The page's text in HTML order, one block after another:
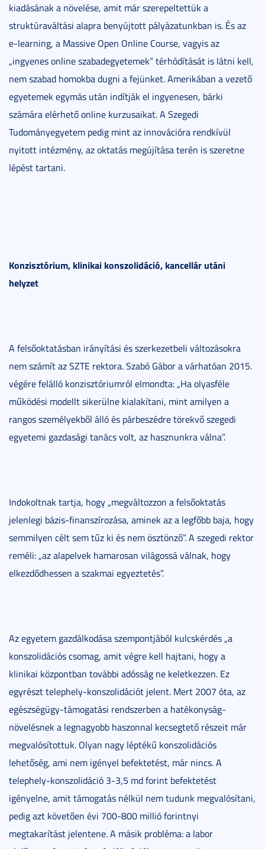
kiadásának a növelése, amit már szerepeltettük a
struktúraváltási alapra benyújtott pályázatunkban is. És az
e-learning, a Massive Open Online Course, vagyis az
„ingyenes online szabadegyetemek” térhódítását is látni kell,
nem szabad homokba dugni a fejünket. Amerikában a vezető
egyetemek egymás után indítják el ingyenesen, bárki
számára elérhető online kurzusaikat. A Szegedi
Tudományegyetem pedig mint az innovációra rendkívül
nyitott intézmény, az oktatás megújítása terén is szeretne
lépést tartani.
Konzisztórium, klinikai konszolidáció, kancellár utáni
helyzet
A felsőoktatásban irányítási és szerkezetbeli változásokra
nem számít az SZTE rektora. Szabó Gábor a várhatóan 2015.
végére felálló konzisztóriumról elmondta: „Ha olyasféle
működési modellt sikerülne kialakítani, mint amilyen a
rangos személyekből álló és párbeszédre törekvő szegedi
egyetemi gazdasági tanács volt, az hasznunkra válna”.
Indokoltnak tartja, hogy „megváltozzon a felsőoktatás
jelenlegi bázis-finanszírozása, aminek az a legfőbb baja, hogy
semmilyen célt sem tűz ki és nem ösztönző”. A szegedi rektor
reméli: „az alapelvek hamarosan világossá válnak, hogy
elkezdődhessen a szakmai egyeztetés”.
Az egyetem gazdálkodása szempontjából kulcskérdés „a
konszolidációs csomag, amit végre kell hajtani, hogy a
klinikai központban további adósság ne keletkezzen. Ez
egyrészt telephely-konszolidációt jelent. Mert 2007 óta, az
egészségügy-támogatási rendszerben a hatékonyság-
növelésnek a legnagyobb haszonnal kecsegtető részeit már
megvalósítottuk. Olyan nagy léptékű konszolidációs
lehetőség, ami nem igényel befektetést, már nincs. A
telephely-konszolidáció 3-3,5 md forint befektetést
igényelne, amit támogatás nélkül nem tudunk megvalósítani,
pedig azt követően évi 700-800 millió forintnyi
megtakarítást jelentene. A másik probléma: a labor